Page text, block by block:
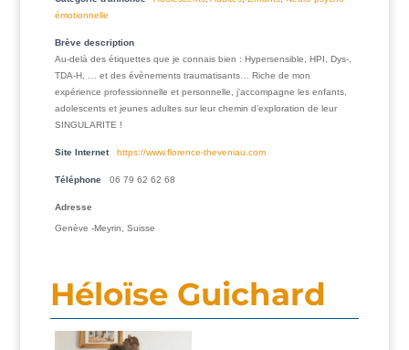
émotionnelle
Brève description
Au-delà des étiquettes que je connais bien : Hypersensible, HPI, Dys-,
TDA-H, … et des évènements traumatisants… Riche de mon
expérience professionnelle et personnelle, j’accompagne les enfants,
adolescents et jeunes adultes sur leur chemin d’exploration de leur
SINGULARITE !
Site Internet https://www.florence-theveniau.com
Téléphone 06 79 62 62 68
Adresse
Genève -Meyrin, Suisse
Héloïse Guichard